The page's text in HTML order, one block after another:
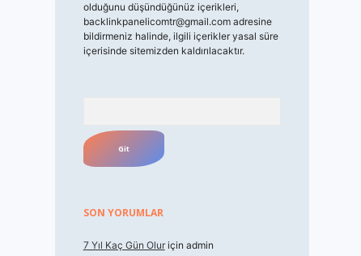
olduğunu düşündüğünüz içerikleri,
backlinkpanelicomtr@gmail.comadresine
bildirmeniz halinde, ilgili içerikler yasal süre
içerisinde sitemizden kaldırılacaktır.
SON YORUMLAR
7 Yıl Kaç Gün Oluriçin admin